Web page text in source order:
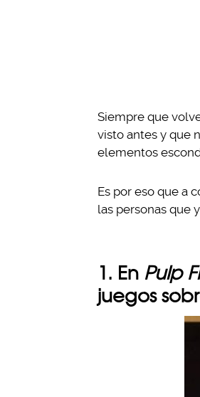
Siempre que
visto antes y que
elementos
Es por eso que a
las personas que
1. En Pulp
juegos